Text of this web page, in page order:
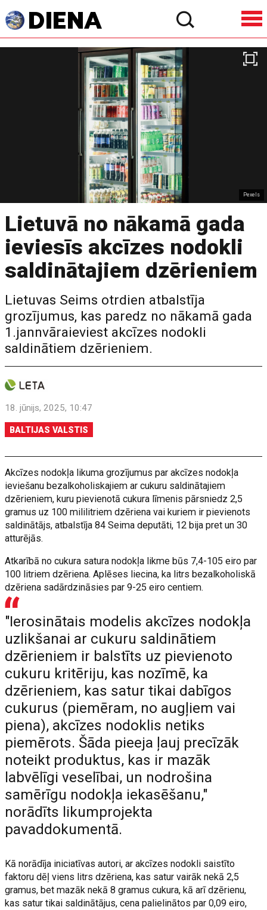
Pexels
Lietuvā no nākamā gada
ieviesīs akcīzes nodokli
saldinātajiem dzērieniem
Lietuvas Seims otrdien atbalstīja
grozījumus, kas paredz no nākamā gada
1.jannvāraieviest akcīzes nodokli
saldinātiem dzērieniem.
18. jūnijs, 2025, 10:47
BALTIJAS VALSTIS
Akcīzes nodokļa likuma grozījumus par akcīzes nodokļa
ieviešanu bezalkoholiskajiem ar cukuru saldinātajiem
dzērieniem, kuru pievienotā cukura līmenis pārsniedz 2,5
gramus uz 100 mililitriem dzēriena vai kuriem ir pievienots
saldinātājs, atbalstīja 84 Seima deputāti, 12 bija pret un 30
atturējās.
Atkarībā no cukura satura nodokļa likme būs 7,4-105 eiro par
100 litriem dzēriena. Aplēses liecina, ka litrs bezalkoholiskā
dzēriena sadārdzināsies par 9-25 eiro centiem.
"Ierosinātais modelis akcīzes nodokļa
uzlikšanai ar cukuru saldinātiem
dzērieniem ir balstīts uz pievienoto
cukuru kritēriju, kas nozīmē, ka
dzērieniem, kas satur tikai dabīgos
cukurus (piemēram, no augļiem vai
piena), akcīzes nodoklis netiks
piemērots. Šāda pieeja ļauj precīzāk
noteikt produktus, kas ir mazāk
labvēlīgi veselībai, un nodrošina
samērīgu nodokļa iekasēšanu,"
norādīts likumprojekta
pavaddokumentā.
Kā norādīja iniciatīvas autori, ar akcīzes nodokli saistīto
faktoru dēļ viens litrs dzēriena, kas satur vairāk nekā 2,5
gramus, bet mazāk nekā 8 gramus cukura, kā arī dzērienu,
kas satur tikai saldinātājus, cena palielinātos par 0,09 eiro,